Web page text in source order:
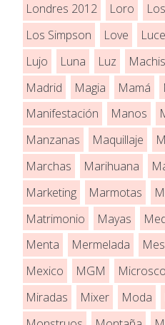
Londres 2012
Loro
Los Simpson
Love
Lujo
Luna Luz
Madrid
Magia Mamá
Manifestación
Manos
Manzanas
Maquillaje
Marchas
Marihuana
Marketing
Marmotas
Matrimonio
Mayas
Menta
Mermelada
Mexico
MGM
Miradas
Mixer Moda